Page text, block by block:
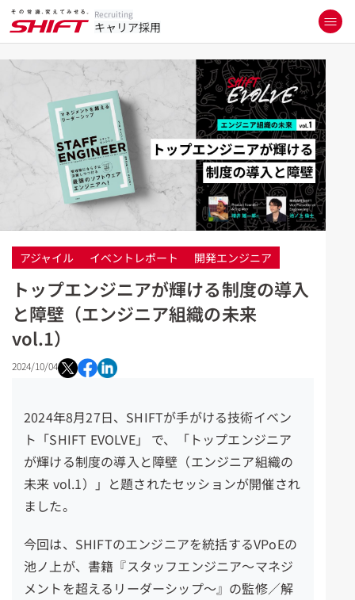
Recruiting
キャリア採用
アジャイル イベントレポート 開発エンジニア
トップエンジニアが輝ける制度の導入
と障壁（エンジニア組織の未来
vol.1）
2024/10/04
2024年8月27日、 SHIFTが手がける技術イベン
ト「SHIFT EVOLVE」 で、
「トップエンジニア
が輝ける制度の導入と障壁（エンジニア組織の
未来 vol.1）」と題されたセッションが開催され
ました。
今回は、SHIFTのエンジニアを統括するVPoEの
池ノ上が、書籍『スタッフエンジニア～マネジ
メントを超えるリーダーシップ～』の監修／解